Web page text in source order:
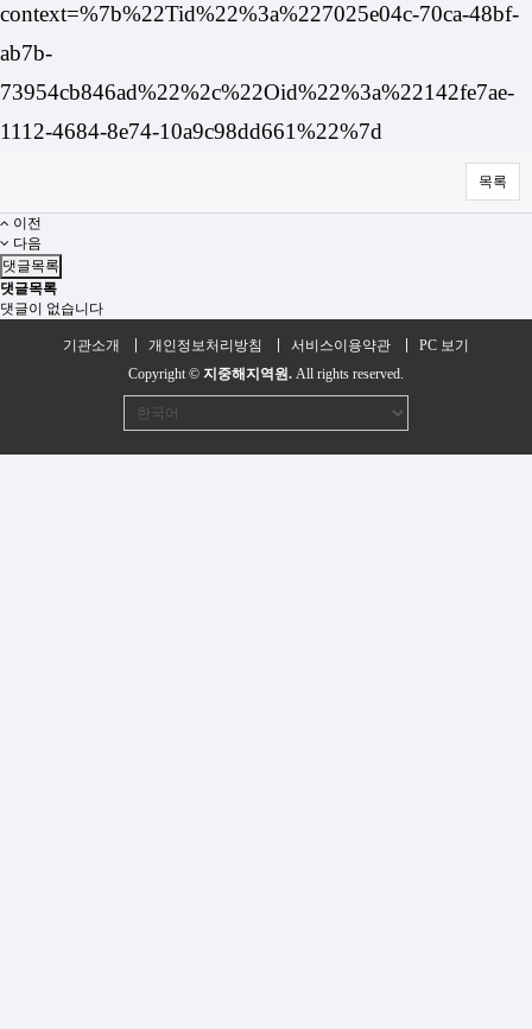
context=%7b%22Tid%22%3a%227025e04c-70ca-48bf-
ab7b-
73954cb846ad%22%2c%22Oid%22%3a%22142fe7ae-
1112-4684-8e74-10a9c98dd661%22%7d
목록
이전
다음
댓글목록
댓글목록
댓글이 없습니다
기관소개 개인정보처리방침 서비스이용약관
PC 보기
Copyright © 지중해지역원. All rights reserved.